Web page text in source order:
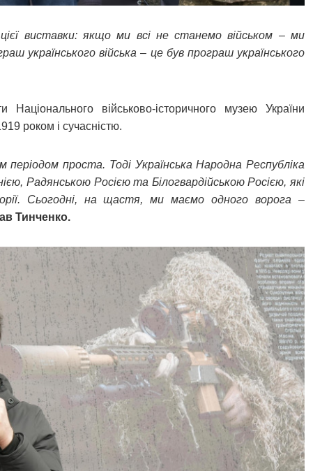
виставки: якщо ми всі не станемо військом – ми
українського війська – це був програш українського
військово-історичного музею України
роком і сучасністю.
періодом проста. Тоді Українська Народна Республіка
Радянською Росією та Білогвардійською Росією, які
Сьогодні, на щастя, ми маємо одного ворога –
Тинченко.